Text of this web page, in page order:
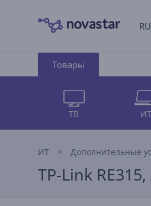
RU
Товары
ТВ ИТ
ИТ Дополнительные
TP-Link